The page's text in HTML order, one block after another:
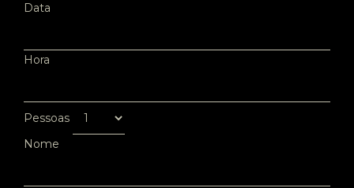
Data
Hora
Pessoas
Nome